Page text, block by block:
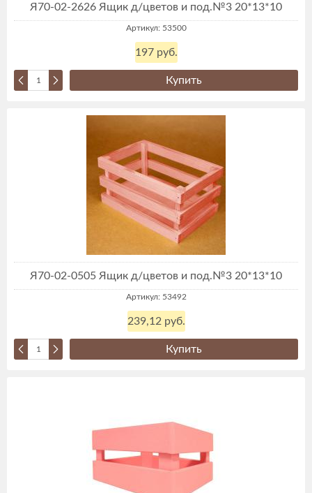
Я70-02-2626 Ящик д/цветов и под.№3 20*13*10
Артикул: 53500
197 руб.
Купить
Я70-02-0505 Ящик д/цветов и под.№3 20*13*10
Артикул: 53492
239,12 руб.
Купить